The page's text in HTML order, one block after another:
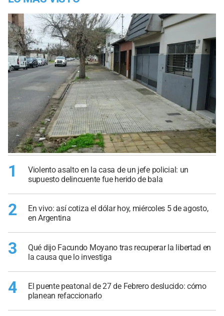
1
Violento asalto en la casa de un jefe policial: un
supuesto delincuente fue herido de bala
2
En vivo: así cotiza el dólar hoy, miércoles 5 de agosto,
en Argentina
3
Qué dijo Facundo Moyano tras recuperar la libertad en
la causa que lo investiga
4
El puente peatonal de 27 de Febrero deslucido: cómo
planean refaccionarlo